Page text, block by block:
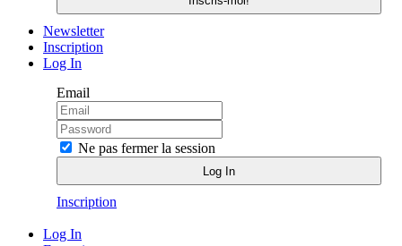
Newsletter
Inscription
Log In
Email
Ne pas fermer la session
Inscription
Log In